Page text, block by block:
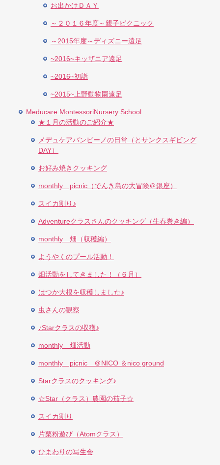
お出かけＤＡＹ
～２０１６年度～親子ピクニック
～2015年度～ディズニー遠足
~2016~キッザニア遠足
~2016~初詣
~2015~上野動物園遠足
Meducare MontessoriNursery School
★１月の活動のご紹介★
メデュケアバンビーノの日常（とサンクスギビング
DAY）
お好み焼きクッキング
monthly picnic（でんき島の大冒険＠銀座）
スイカ割り♪
Adventureクラスさんのクッキング（生春巻き編）
monthly 畑（収穫編）
ようやくのプール活動！
畑活動をしてきました！（６月）
はつか大根を収穫しました♪
虫さんの観察
♪Starクラスの収穫♪
monthly 畑活動
monthly picnic ＠NICO ＆nico ground
Starクラスのクッキング♪
☆Star（クラス）農園の茄子☆
スイカ割り
片栗粉遊び（Atomクラス）
ひまわりの写生会